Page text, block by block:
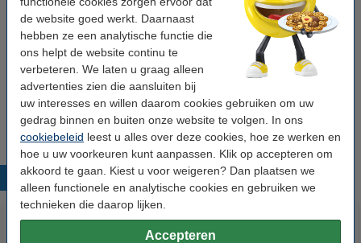
de website goed werkt. Daarnaast
hebben ze een analytische functie die
ons helpt de website continu te
verbeteren. We laten u graag alleen
advertenties zien die aansluiten bij
uw interesses en willen daarom cookies gebruiken om uw
gedrag binnen en buiten onze website te volgen. In ons
cookiebeleid leest u alles over deze cookies, hoe ze werken en
hoe u uw voorkeuren kunt aanpassen. Klik op accepteren om
akkoord te gaan. Kiest u voor weigeren? Dan plaatsen we
alleen functionele en analytische cookies en gebruiken we
technieken die daarop lijken.
Accepteren
Aansluiting 2: RJ45 mannelijk
Kabelafscherming: U/UTP
10 Gbps
Bandbreedte: 500 MHz
Populaire producten